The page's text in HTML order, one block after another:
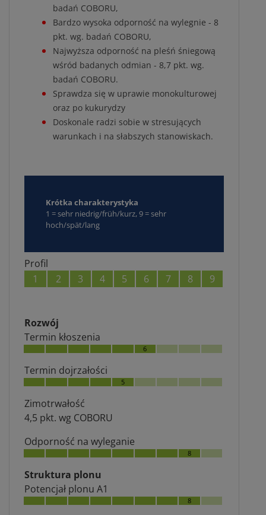
badań COBORU,
Bardzo wysoka odporność na wylegnie - 8
pkt. wg. badań COBORU,
Najwyższa odporność na pleśń śniegową
wśród badanych odmian - 8,7 pkt. wg.
badań COBORU.
Sprawdza się w uprawie monokulturowej
oraz po kukurydzy
Doskonale radzi sobie w stresujących
warunkach i na słabszych stanowiskach.
Krótka charakterystyka
1 = sehr niedrig/früh/kurz, 9 = sehr
hoch/spät/lang
Profil
1
2 3 4 5 6 7 8 9
Rozwój
Termin kłoszenia
6
Termin dojrzałości
5
Zimotrwałość
4,5 pkt. wg COBORU
Odporność na wyleganie
8
Struktura plonu
Potencjał plonu A1
8